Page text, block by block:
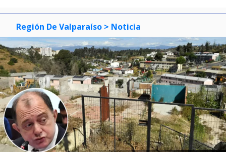
Región De Valparaíso > Noticia